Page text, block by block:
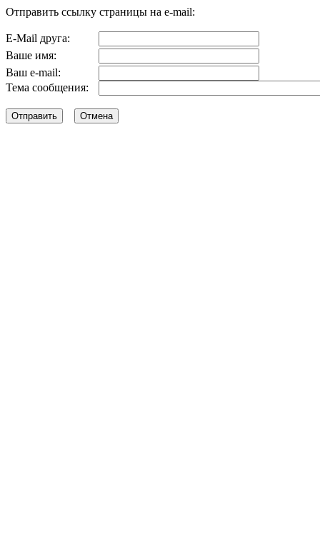
Отправить ссылку страницы на e-mail:
E-Mail друга:
Ваше имя:
Ваш e-mail:
Тема сообщения: